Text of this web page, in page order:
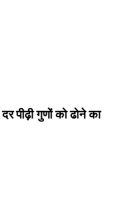
पीढ़ी गुणों को ढोने का